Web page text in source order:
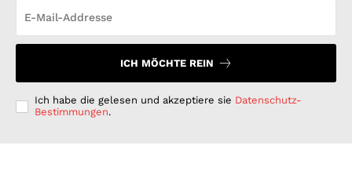
ICH MÖCHTE REIN
Ich habe die gelesen und akzeptiere sie Datenschutz-
Bestimmungen.